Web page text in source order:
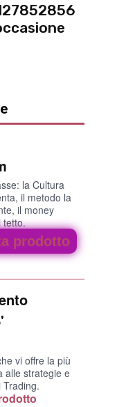
la Cultura
il metodo la
il money
tetto.
prodotto
vi offre la più
alle strategie e